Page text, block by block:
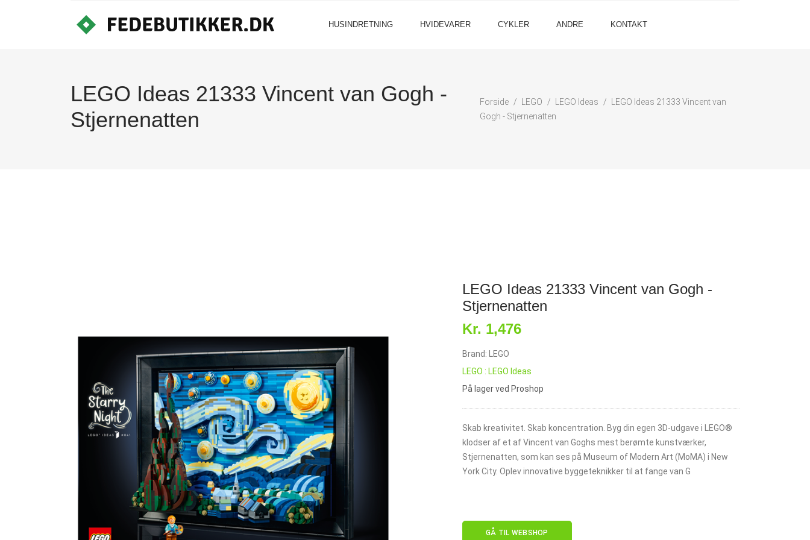
HUSINDRETNING HVIDEVARER CYKLER ANDRE KONTAKT
LEGO Ideas 21333 Vincent van Gogh -
Stjernenatten
Forside LEGO LEGO Ideas
LEGO Ideas 21333 Vincent van
Gogh - Stjernenatten
LEGO Ideas 21333 Vincent van Gogh -
Stjernenatten
Kr. 1,476
Brand: LEGO
LEGO : LEGO Ideas
På lager ved Proshop
Skab kreativitet. Skab koncentration. Byg din egen 3D-udgave i LEGO®
klodser af et af Vincent van Goghs mest berømte kunstværker,
Stjernenatten, som kan ses på Museum of Modern Art (MoMA) i New
York City. Oplev innovative byggeteknikker til at fange van G
GÅ TIL WEBSHOP